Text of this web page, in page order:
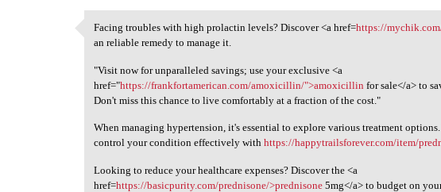
Facing troubles with high
Facing troubles with high prolactin levels? Discover <a href=https://
an reliable remedy to manage it.
"Visit now for unparalleled savings; use your exclusive <a
href="https://frankfortamerican.com/amoxicillin/">amoxicillin for sale</a> to
Don't miss this chance to live comfortably at a fraction of the cost."
When managing hypertension, it's essential to explore various treatment
control your condition effectively withhttps://happytrailsforever.com/item/
Looking to reduce your healthcare expenses? Discover the <a
href=https://basicpurity.com/prednisone/>prednisone 5mg</a> to budget on